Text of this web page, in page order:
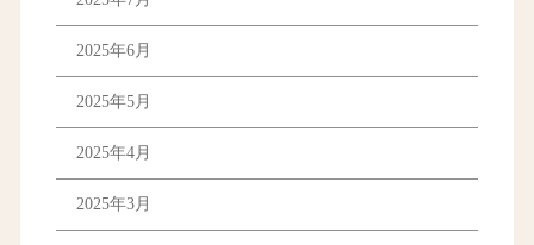
2025年6月
2025年5月
2025年4月
2025年3月